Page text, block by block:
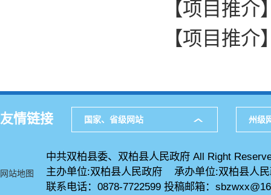
【项目推
【项目推
友情链接 国家、省级网站 州级
网站地图
中共双柏县委、双柏县人民政府 All Right
主办单位:双柏县人民政府 承办单位:双柏县人
联系电话：0878-7722599 投稿邮箱：